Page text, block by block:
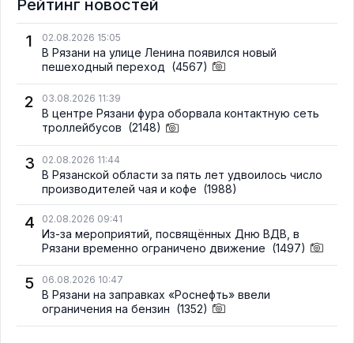
Рейтинг новостей
1
02.08.2026 15:05
В Рязани на улице Ленина появился новый
пешеходный переход (4567)
2 03.08.2026 11:39
В центре Рязани фура оборвала контактную сеть
троллейбусов (2148)
3 02.08.2026 11:44
В Рязанской области за пять лет удвоилось число
производителей чая и кофе (1988)
4 02.08.2026 09:41
Из-за мероприятий, посвящённых Дню ВДВ, в
Рязани временно ограничено движение (1497)
5 06.08.2026 10:47
В Рязани на заправках «Роснефть» ввели
ограничения на бензин (1352)